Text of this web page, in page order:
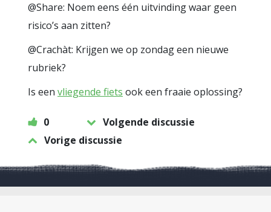
@Share: Noem eens één uitvinding waar geen
risico’s aan zitten?
@Crachàt: Krijgen we op zondag een nieuwe
rubriek?
Is een vliegende fiets ook een fraaie oplossing?
0
Volgende discussie
Vorige discussie